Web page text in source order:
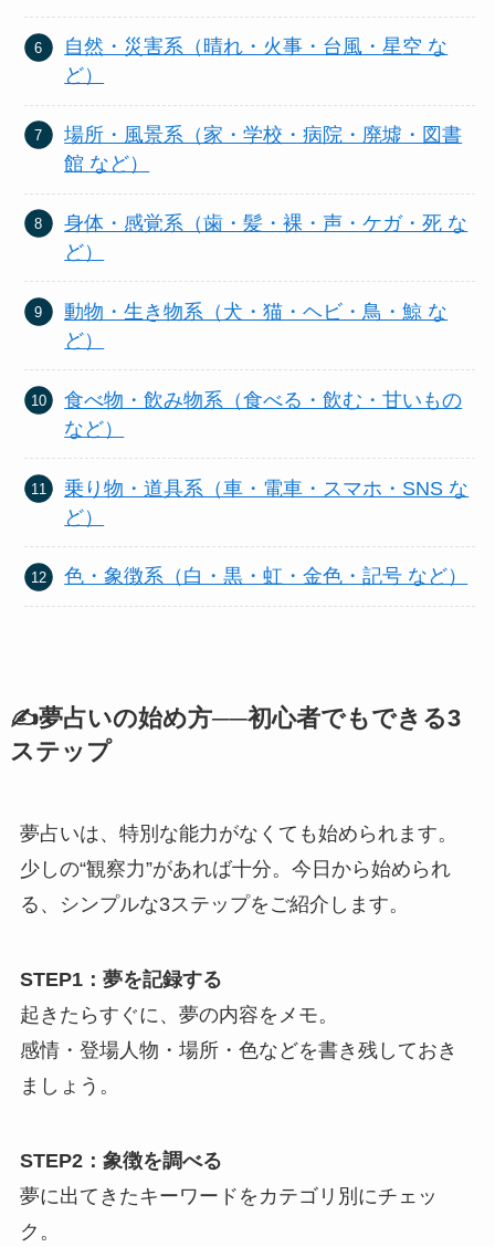
自然・災害系（晴れ・火事・台風・星空 な
ど）
場所・風景系（家・学校・病院・廃墟・図書
館 など）
身体・感覚系（歯・髪・裸・声・ケガ・死 な
ど）
動物・生き物系（犬・猫・ヘビ・鳥・鯨 な
ど）
食べ物・飲み物系（食べる・飲む・甘いもの
など）
乗り物・道具系（車・電車・スマホ・SNS な
ど）
色・象徴系（白・黒・虹・金色・記号 など）
✍️夢占いの始め方──初心者でもできる3
ステップ
夢占いは、特別な能力がなくても始められます。
少しの“観察力”があれば十分。今日から始められ
る、シンプルな3ステップをご紹介します。
STEP1：夢を記録する
起きたらすぐに、夢の内容をメモ。
感情・登場人物・場所・色などを書き残しておき
ましょう。
STEP2：象徴を調べる
夢に出てきたキーワードをカテゴリ別にチェッ
ク。